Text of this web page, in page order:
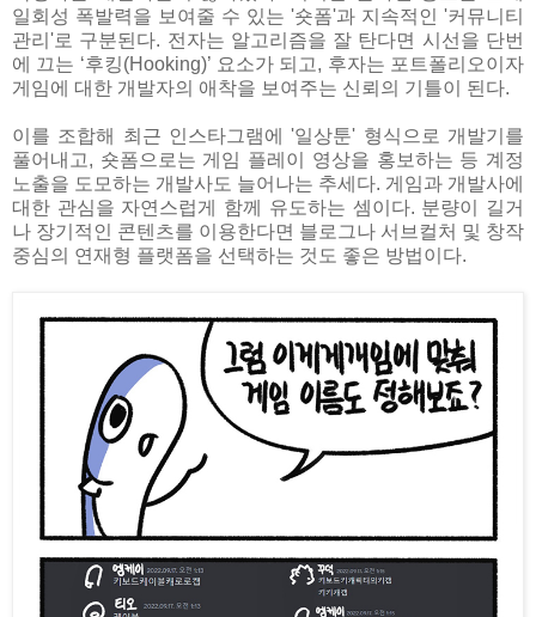
일회성 폭발력을 보여줄 수 있는 '숏폼'과 지속적인 '커뮤니티
관리'로 구분된다. 전자는 알고리즘을 잘 탄다면 시선을 단번
에 끄는 ‘후킹(Hooking)’ 요소가 되고, 후자는 포트폴리오이자
게임에 대한 개발자의 애착을 보여주는 신뢰의 기틀이 된다.
이를 조합해 최근 인스타그램에 '일상툰' 형식으로 개발기를
풀어내고, 숏폼으로는 게임 플레이 영상을 홍보하는 등 계정
노출을 도모하는 개발사도 늘어나는 추세다. 게임과 개발사에
대한 관심을 자연스럽게 함께 유도하는 셈이다. 분량이 길거
나 장기적인 콘텐츠를 이용한다면 블로그나 서브컬처 및 창작
중심의 연재형 플랫폼을 선택하는 것도 좋은 방법이다.